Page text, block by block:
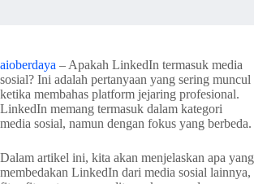
aioberdaya – Apakah LinkedIn termasuk media
sosial? Ini adalah pertanyaan yang sering muncul
ketika membahas platform jejaring profesional.
LinkedIn memang termasuk dalam kategori
media sosial, namun dengan fokus yang berbeda.
Dalam artikel ini, kita akan menjelaskan apa yang
membedakan LinkedIn dari media sosial lainnya,